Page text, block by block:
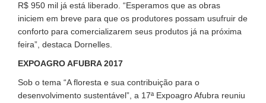
R$ 950 mil já está liberado. “Esperamos que as obras
iniciem em breve para que os produtores possam usufruir de
conforto para comercializarem seus produtos já na próxima
feira”, destaca Dornelles.
EXPOAGRO AFUBRA 2017
Sob o tema “A floresta e sua contribuição para o
desenvolvimento sustentável”, a 17ª Expoagro Afubra reuniu